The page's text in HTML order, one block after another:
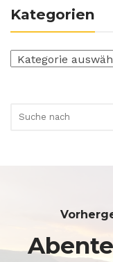
Kategorien
Kategorien